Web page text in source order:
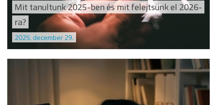
Mit tanultunk 2025-ben és mit felejtsünk el 2026-
ra?
2025. december 29.